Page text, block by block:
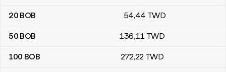
20 BOB 54,44 TWD
50 BOB 136,11 TWD
100 BOB 272,22 TWD